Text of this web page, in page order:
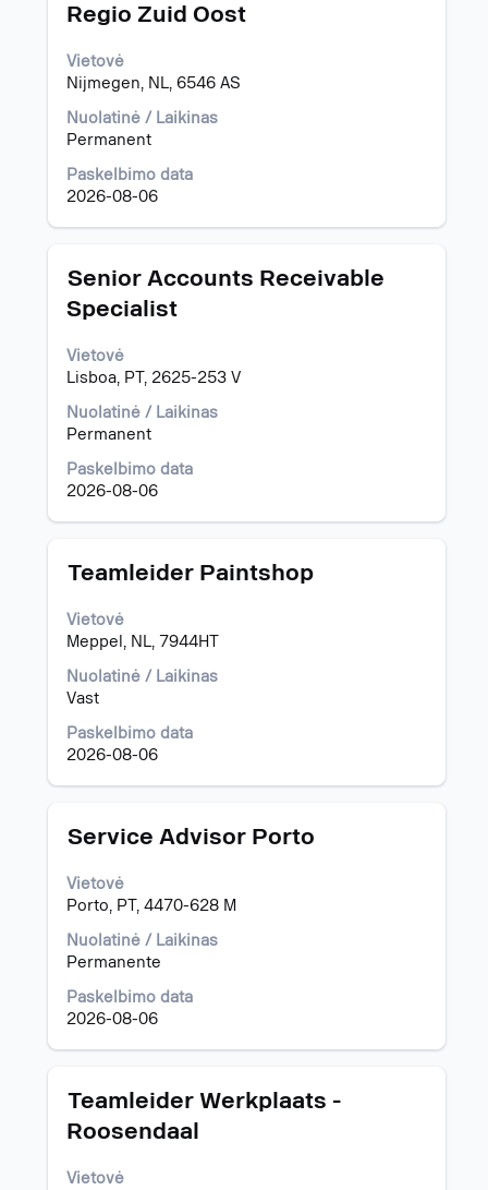
Regio Zuid Oost
Vietovė
Nijmegen, NL, 6546 AS
Nuolatinė / Laikinas
Permanent
Paskelbimo data
2026-08-06
visą
apie
pareigybę,
pasirinkite
spausdami
klavišą.
Pavadinimas
Senior Accounts Receivable
Specialist
Vietovė
Lisboa, PT, 2625-253 V
Nuolatinė / Laikinas
Permanent
Paskelbimo data
2026-08-06
Norėdami
visą
apie
pareigybę,
pasirinkite
spausdami
klavišą.
Pavadinimas
Teamleider Paintshop
Vietovė
Meppel, NL, 7944HT
Nuolatinė / Laikinas
Vast
Paskelbimo data
2026-08-06
Norėdami
visą
informaciją
apie
pareigybę,
pasirinkite
tarpo
klavišą.
Pavadinimas
Service Advisor Porto
Vietovė
Porto, PT, 4470-628 M
Nuolatinė / Laikinas
Permanente
Paskelbimo data
2026-08-06
Norėdami
visą
informaciją
pareigybę,
pasirinkite
tarpo
klavišą.
Pavadinimas
Teamleider Werkplaats -
Roosendaal
Vietovė
Norėdami
visą
apie